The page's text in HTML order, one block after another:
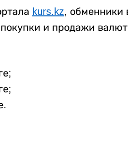
kurs.kz, обменники
и продажи